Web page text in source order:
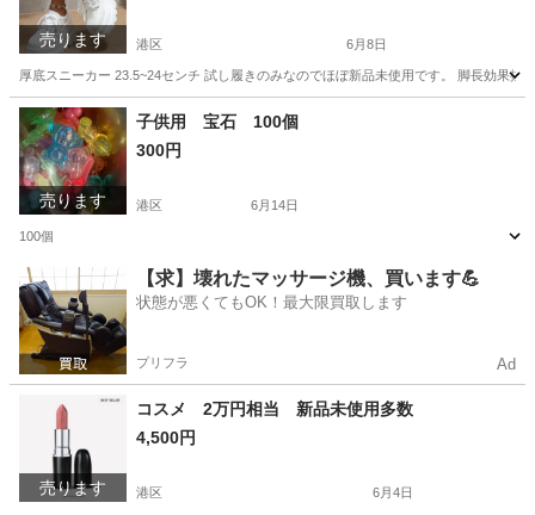
売ります 港区 6月8日
厚底スニーカー 23.5~24センチ 試し履きのみなのでほぼ新品未使用です。 脚長効果抜
東京 港区 靴 厚底
売ります
子供用 宝石 100個
300円
港区 6月14日
100個
東京 港区 その他
【求】壊れたマッサージ機、買います💪
状態が悪くてもOK！最大限買取します
プリフラ Ad
売ります
コスメ 2万円相当 新品未使用多数
4,500円
港区 6月4日